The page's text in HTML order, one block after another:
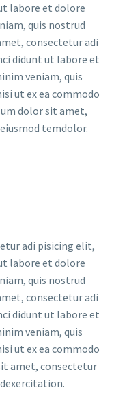
labore et dolore
quis nostrud
consectetur adi
didunt ut labore et
veniam, quis
ut ex ea commodo
dolor sit amet,
temdolor.
adi pisicing elit,
labore et dolore
quis nostrud
consectetur adi
didunt ut labore et
veniam, quis
ut ex ea commodo
amet, consectetur